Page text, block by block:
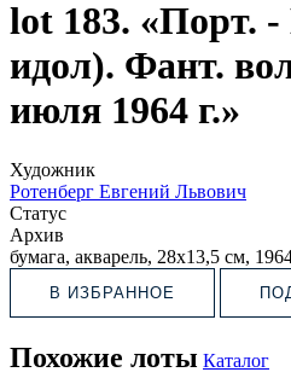
lot 183. «Порт. -
идол). Фант.
июля 1964 г.»
Художник
Ротенберг Евгений Львович
Статус
Архив
бумага, акварель, 28х13,5 см,
В ИЗБРАННОЕ
Похожие лоты Каталог